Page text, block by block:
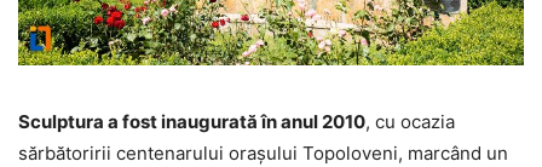
Sculptura a fost inaugurată în anul 2010, cu ocazia
sărbătoririi centenarului orașului Topoloveni, marcând un